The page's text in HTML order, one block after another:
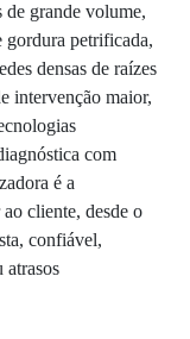
de grande volume,
gordura petrificada,
densas de raízes
intervenção maior,
com
é a
cliente, desde o
confiável,
atrasos